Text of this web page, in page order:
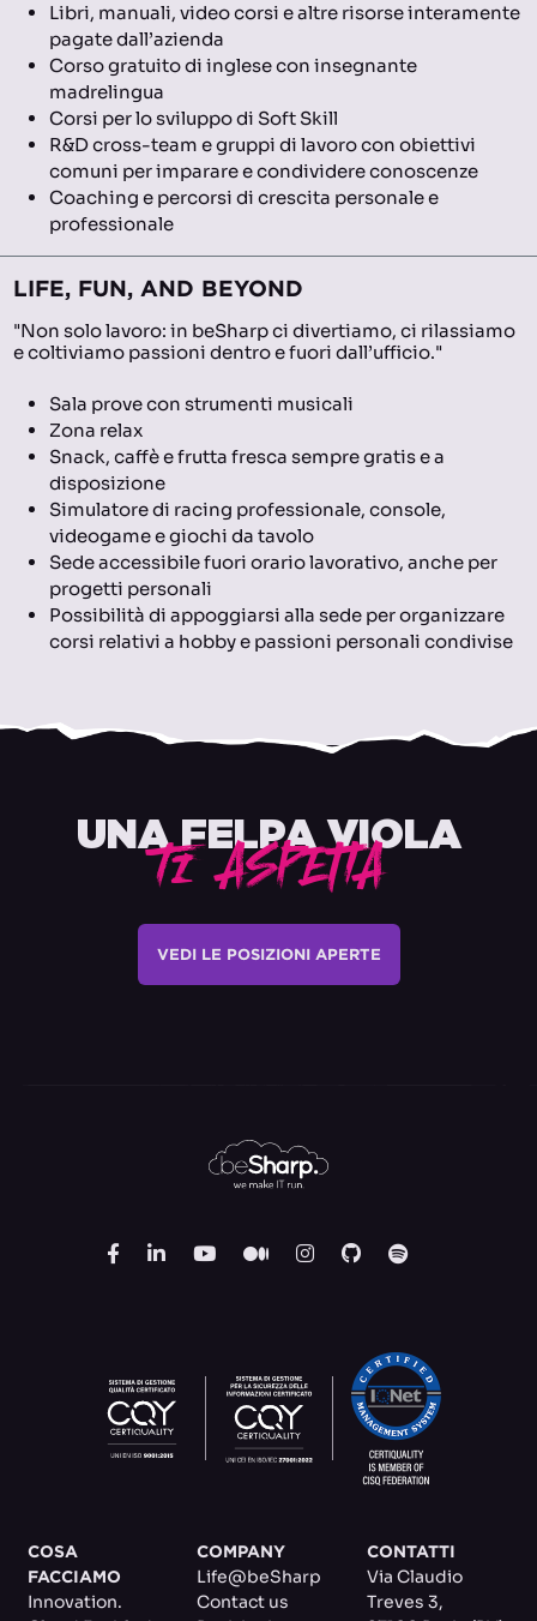
Libri, manuali, video corsi e altre risorse interamente
pagate dall’azienda
Corso gratuito di inglese con insegnante
madrelingua
Corsi per lo sviluppo di Soft Skill
R&D cross-team e gruppi di lavoro con obiettivi
comuni per imparare e condividere conoscenze
Coaching e percorsi di crescita personale e
professionale
LIFE, FUN, AND BEYOND
"Non solo lavoro: in beSharp ci divertiamo, ci rilassiamo
e coltiviamo passioni dentro e fuori dall’ufficio."
Sala prove con strumenti musicali
Zona relax
Snack, caffè e frutta fresca sempre gratis e a
disposizione
Simulatore di racing professionale, console,
videogame e giochi da tavolo
Sede accessibile fuori orario lavorativo, anche per
progetti personali
Possibilità di appoggiarsi alla sede per organizzare
corsi relativi a hobby e passioni personali condivise
UNA FELPA VIOLA
TI ASPETTA
VEDI LE POSIZIONI APERTE
COSA
FACCIAMO
Innovation.
COMPANY
Life@beSharp
Contact us
CONTATTI
Via Claudio
Treves 3,